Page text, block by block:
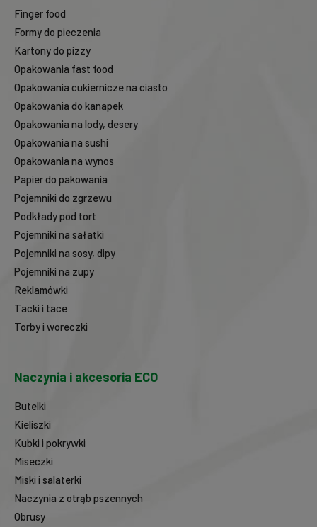
Finger food
Formy do pieczenia
Kartony do pizzy
Opakowania fast food
Opakowania cukiernicze na ciasto
Opakowania do kanapek
Opakowania na lody, desery
Opakowania na sushi
Opakowania na wynos
Papier do pakowania
Pojemniki do zgrzewu
Podkłady pod tort
Pojemniki na sałatki
Pojemniki na sosy, dipy
Pojemniki na zupy
Reklamówki
Tacki i tace
Torby i woreczki
Naczynia i akcesoria ECO
Butelki
Kieliszki
Kubki i pokrywki
Miseczki
Miski i salaterki
Naczynia z otrąb pszennych
Obrusy